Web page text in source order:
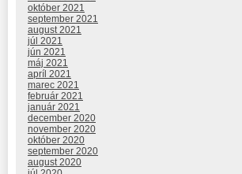
október 2021
september 2021
august 2021
júl 2021
jún 2021
máj 2021
apríl 2021
marec 2021
február 2021
január 2021
december 2020
november 2020
október 2020
september 2020
august 2020